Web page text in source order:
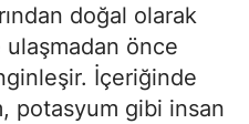
doğal olarak
ulaşmadan önce
İçeriğinde
potasyum gibi insan